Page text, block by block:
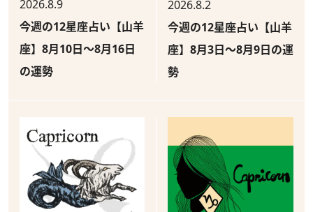
2026.8.9
今週の12星座占い【山羊
座】8月10日～8月16日
の運勢
2026.8.2
今週の12星座占い【山羊
座】8月3日～8月9日の運
勢